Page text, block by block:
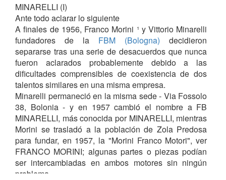
MINARELLI (I)
Ante todo aclarar lo siguiente
A finales de 1956, Franco Morini ¹ y Vittorio Minarelli
fundadores de la FBM (Bologna) decidieron
separarse tras una serie de desacuerdos que nunca
fueron aclarados probablemente debido a las
dificultades comprensibles de coexistencia de dos
talentos similares en una misma empresa.
Minarelli permaneció en la misma sede - Via Fossolo
38, Bolonia - y en 1957 cambió el nombre a FB
MINARELLI, más conocida por MINARELLI, mientras
Morini se trasladó a la población de Zola Predosa
para fundar, en 1957, la "Morini Franco Motori", ver
FRANCO MORINI; algunas partes o piezas podían
ser intercambiadas en ambos motores sin ningún
problema.